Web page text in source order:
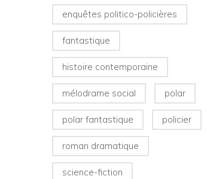
enquêtes politico-policières
fantastique
histoire contemporaine
mélodrame social polar
polar fantastique policier
roman dramatique
science-fiction